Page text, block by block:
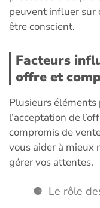
peuvent influer sur
être conscient.
Facteurs
offre et
Plusieurs
l’acceptation de
compromis de
vous aider à mieux
gérer vos attentes.
Le rôle